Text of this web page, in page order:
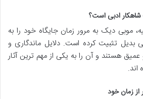
ادبی است؟
موبی دیک به مرور زمان جایگاه خود را به
بدیل تثبیت کرده است. دلایل ماندگاری و
هستند و آن را به یکی از مهم ترین آثار
اند.
از زمان خود